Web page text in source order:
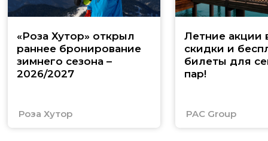
«Роза Хутор» открыл
раннее бронирование
зимнего сезона –
2026/2027
Роза Хутор
Летние акции
скидки и
билеты для
пар!
PAC Group